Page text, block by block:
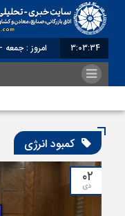
3:03:34 امروز : جمعه - ۱۶ مرداد - ۱۴۰۵
کمبود انرژی
۰۲
دی